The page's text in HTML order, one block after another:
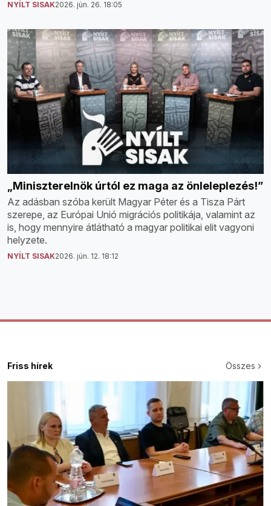
NYÍLT SISAK2026. jún. 26. 18:05
„Miniszterelnök úrtól ez maga az önleleplezés!”
Az adásban szóba került Magyar Péter és a Tisza Párt
szerepe, az Európai Unió migrációs politikája, valamint az
is, hogy mennyire átlátható a magyar politikai elit vagyoni
helyzete.
NYÍLT SISAK2026. jún. 12. 18:12
Friss hírek Összes